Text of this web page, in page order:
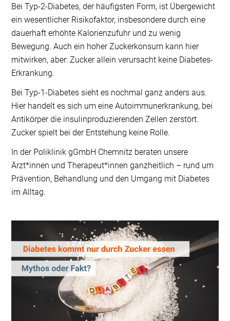
Bei Typ-2-Diabetes, der häufigsten Form, ist Übergewicht
ein wesentlicher Risikofaktor, insbesondere durch eine
dauerhaft erhöhte Kalorienzufuhr und zu wenig
Bewegung. Auch ein hoher Zuckerkonsum kann hier
mitwirken, aber: Zucker allein verursacht keine Diabetes-
Erkrankung.
Bei Typ-1-Diabetes sieht es nochmal ganz anders aus.
Hier handelt es sich um eine Autoimmunerkrankung, bei
Antikörper die insulinproduzierenden Zellen zerstört.
Zucker spielt bei der Entstehung keine Rolle.
In der Poliklinik gGmbH Chemnitz beraten unsere
Ärzt*innen und Therapeut*innen ganzheitlich – rund um
Prävention, Behandlung und den Umgang mit Diabetes
im Alltag.